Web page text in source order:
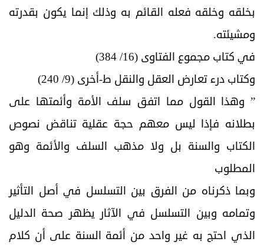
بخلقه وخلقه فعله القائم به وذلك إنما يكون بقدرته
ومشيئته.
في كتاب مجموع الفتاوى (16/ 384)
وكتاب درء تعارض العقل والنقل ط-أخرى (9/ 240)
” وهذا القول مما اتفق سلف الأمة وأئمتها على
بطلانه فإذا ليس معهم حجة عقلية تناقض نصوص
الكتاب والسنة بل ولا مذهب السلف والأئمة وهو
المطلوب
وبما ذكرناه من الفرق بين التسلسل في أصل التأثير
وتمامه وبين التسلسل في الآثار يظهر صحة الدليل
الذي احتج به غير واحد من أئمة السنة على أن كلام